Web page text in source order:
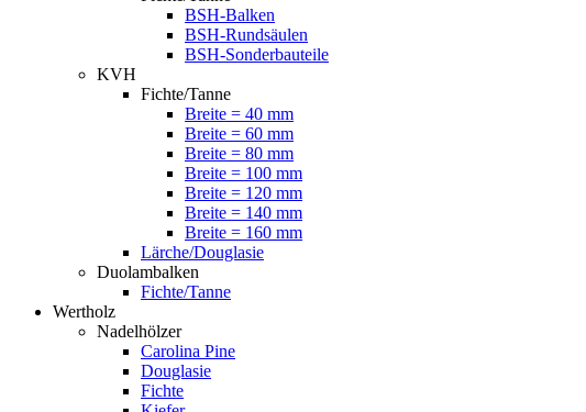
BSH-Balken
BSH-Rundsäulen
BSH-Sonderbauteile
KVH
Fichte/Tanne
Breite = 40 mm
Breite = 60 mm
Breite = 80 mm
Breite = 100 mm
Breite = 120 mm
Breite = 140 mm
Breite = 160 mm
Lärche/Douglasie
Duolambalken
Fichte/Tanne
Wertholz
Nadelhölzer
Carolina Pine
Douglasie
Fichte